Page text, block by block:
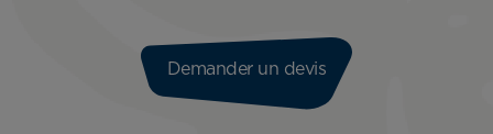
Demander un devis